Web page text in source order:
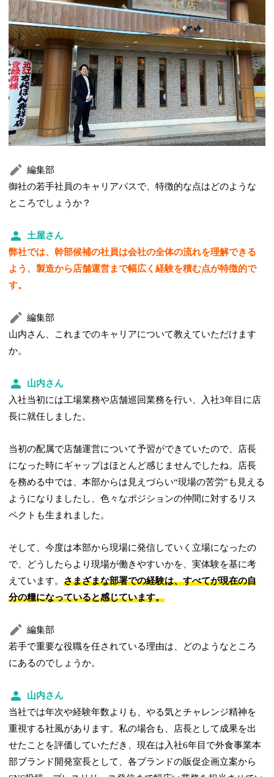
編集部
御社の若手社員のキャリアパスで、特徴的な点はどのような
ところでしょうか？
土屋さん
弊社では、幹部候補の社員は会社の全体の流れを理解できる
よう、製造から店舗運営まで幅広く経験を積む点が特徴的で
す。
編集部
山内さん、これまでのキャリアについて教えていただけます
か。
山内さん
入社当初には工場業務や店舗巡回業務を行い、入社3年目に店
長に就任しました。
当初の配属で店舗運営について予習ができていたので、店長
になった時にギャップはほとんど感じませんでしたね。店長
を務める中では、本部からは見えづらい“現場の苦労”も見える
ようになりましたし、色々なポジションの仲間に対するリス
ペクトも生まれました。
そして、今度は本部から現場に発信していく立場になったの
で、どうしたらより現場が働きやすいかを、実体験を基に考
えています。さまざまな部署での経験は、すべてが現在の自
分の糧になっていると感じています。
編集部
若手で重要な役職を任されている理由は、どのようなところ
にあるのでしょうか。
山内さん
当社では年次や経験年数よりも、やる気とチャレンジ精神を
重視する社風があります。私の場合も、店長として成果を出
せたことを評価していただき、現在は入社6年目で外食事業本
部ブランド開発室長として、各ブランドの販促企画立案から